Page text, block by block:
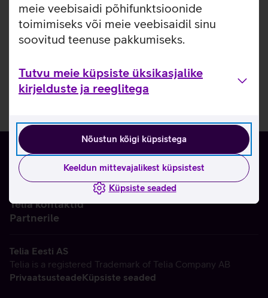
meie veebisaidi põhifunktsioonide
toimimiseks või meie veebisaidil sinu
soovitud teenuse pakkumiseks.
Tutvu meie küpsiste üksikasjalike
kirjelduste ja reeglitega
Nõustun kõigi küpsistega
Keeldun mittevajalikest küpsistest
Küpsiste seaded
Telia kontaktid
Partnerile
Telia Eesti AS
Telia is a registered Trademark of Telia Company AB
PrivaatsusteadeKüpsiste seaded